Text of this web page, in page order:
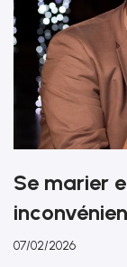
Se marier
07/02/2026